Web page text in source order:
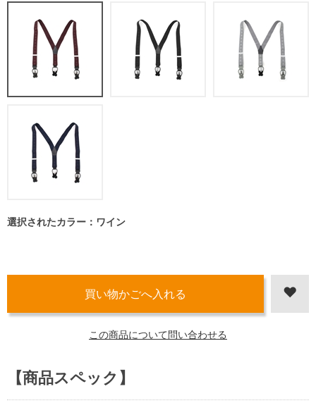
選択されたカラー：ワイン
この商品について問い合わせる
【商品スペック】